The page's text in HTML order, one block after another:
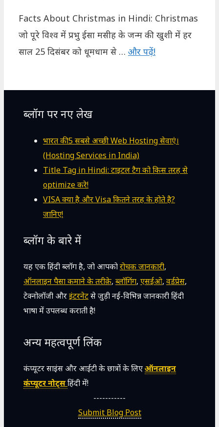
Facts About Christmas in Hindi: Christmas
जो पूरे विश्व में प्रभु ईसा मसीह के जन्म की खुशी में हर
साल 25 दिसंबर को धूमधाम से … और पढ़ें!
ब्लॉग पर नए लेख
भारत की 5 सबसे अच्छी Web Hosting सेवाएं।
(Hosting Services in India)
Title Tag in Hindi: टाइटल टैग को किस तरह से
optimize करे!
VISA क्या है और Visa कितने तरह के होते है?
जानिए!
ब्लॉग के बारे में
यह एक हिंदी ब्लॉग है, जो आपकोरोचक जानकारी,
ऑनलाइन पैसा कमाने के तरीक़े, ब्लॉगिंग, एसईओ, वर्डप्रेस,
टेक्नोलॉजी औरइंटरनेटसे जुड़ी नई-विभिन्न जानकारी हिंदी
भाषा में उपलब्ध कराती है!
अन्य महत्वपूर्ण लिंक
कंप्यूटर साइंस और आईटी के छात्रों के लिएऑनलाइन
कंप्यूटर नोट्सहिंदी में!
-----------
Submit Blog Post